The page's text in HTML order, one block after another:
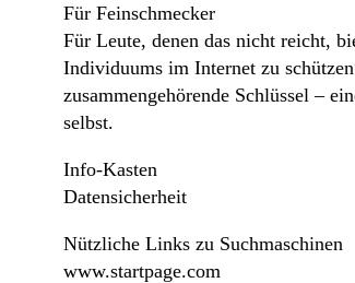
Für Feinschmecker
Für Leute, denen das nicht reicht,
Individuums im Internet zu
zusammengehörende Schlüssel –
selbst.
Info-Kasten
Datensicherheit
Nützliche Links zu Suchmaschinen
www.startpage.com